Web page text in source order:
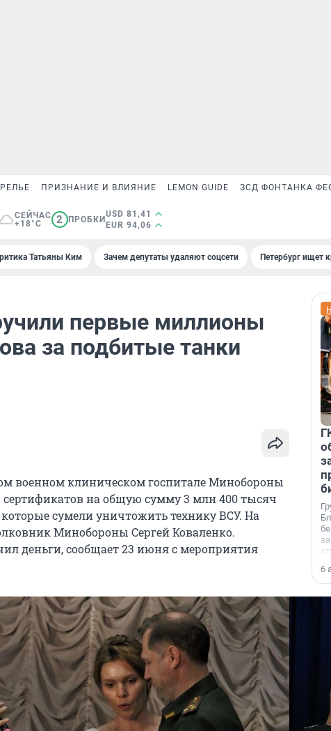
ПРИЗНАНИЕ И ВЛИЯНИЕ LEMON GUIDE ЗСД ФОНТАНКА
СЕЙЧАС
+18°C
2 ПРОБКИ
USD 81,41
EUR 94,06
Татьяны Ким Зачем депутаты удаляют соцсети Петербург ищет
первые миллионы
за подбитые танки
военном клиническом госпитале Минобороны
на общую сумму 3 млн 400 тысяч
сумели уничтожить технику ВСУ. На
Минобороны Сергей Коваленко.
деньги, сообщает 23 июня с мероприятия
6